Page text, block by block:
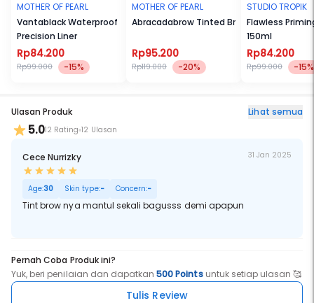
MOTHER OF PEARL
Vantablack Waterproof
Precision Liner
Rp84.200
Rp99.000 -15%
MOTHER OF PEARL
Abracadabrow Tinted Brow Laminator
Rp95.200
Rp119.000 -20%
STUDIO TROPIK
Flawless
150ml
Rp84.200
Rp99.000 -15%
Ulasan Produk Lihat semua
5.012 Rating 12 Ulasan
Cece Nurrizky 31 Jan 2025
Age:30 Skin type:- Concern:-
Tint brow nya mantul sekali bagusss demi apapun
Pernah Coba Produk ini?
Yuk, beri penilaian dan dapatkan500 Pointsuntuk setiap ulasan 🥰
Tulis Review